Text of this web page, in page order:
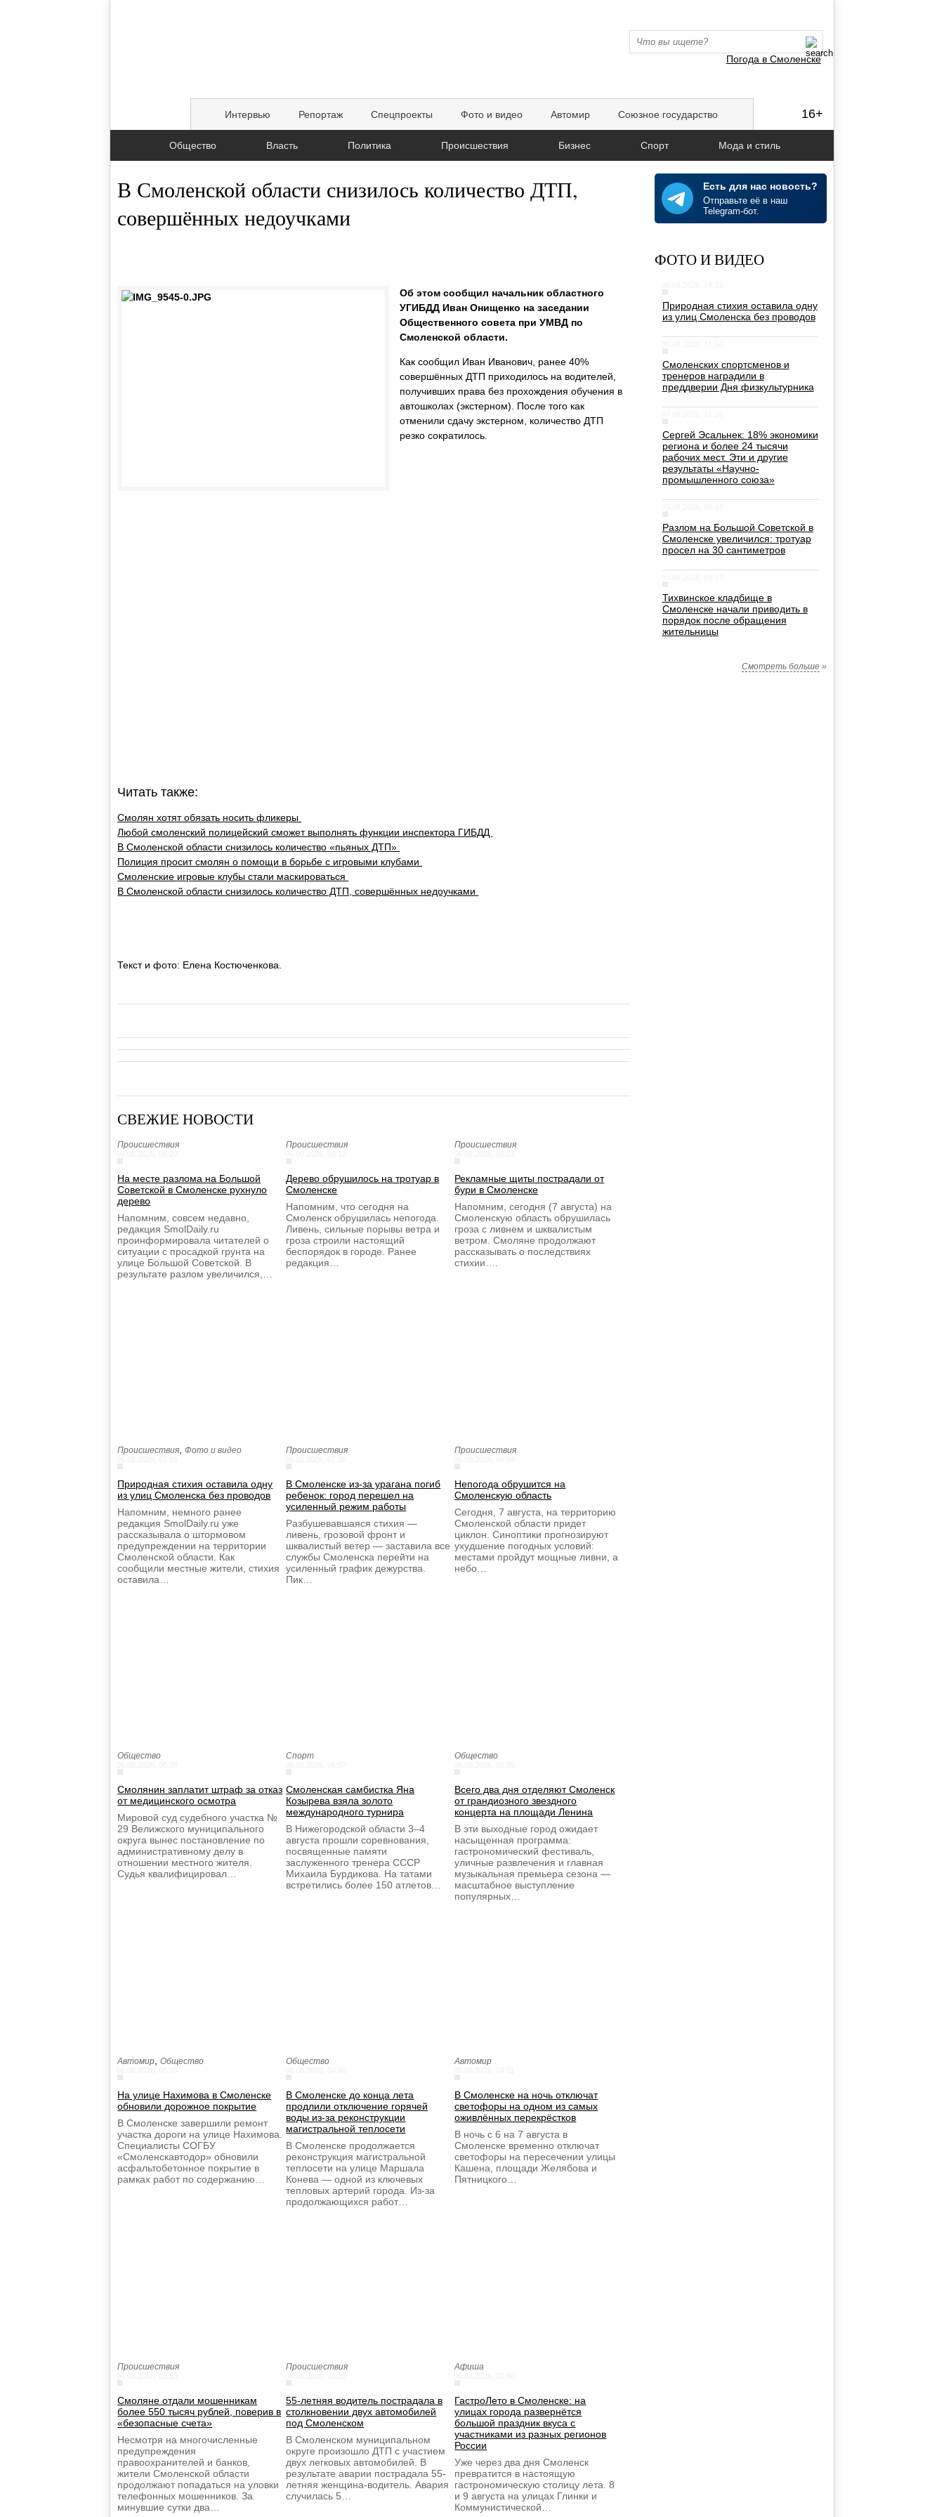
Погода в Смоленске
16+
Интервью Репортаж Спецпроекты Фото и видео Автомир Союзное государство
Общество Власть Политика Происшествия Бизнес Спорт Мода и стиль
В Смоленской области снизилось количество ДТП,
совершённых недоучками
Об этом сообщил начальник областного
УГИБДД Иван Онищенко на заседании
Общественного совета при УМВД по
Смоленской области.
Как сообщил Иван Иванович, ранее 40%
совершённых ДТП приходилось на водителей,
получивших права без прохождения обучения в
автошколах (экстерном). После того как
отменили сдачу экстерном, количество ДТП
резко сократилось.
Читать также:
Смолян хотят обязать носить фликеры
Любой смоленский полицейский сможет выполнять функции инспектора ГИБДД
В Смоленской области снизилось количество «пьяных ДТП»
Полиция просит смолян о помощи в борьбе с игровыми клубами
Смоленские игровые клубы стали маскироваться
В Смоленской области снизилось количество ДТП, совершённых недоучками
Текст и фото: Елена Костюченкова.
СВЕЖИЕ НОВОСТИ
Происшествия
На месте разлома на Большой
Советской в Смоленске рухнуло
дерево
Напомним, совсем недавно,
редакция SmolDaily.ru
проинформировала читателей о
ситуации с просадкой грунта на
улице Большой Советской. В
результате разлом увеличился,…
Происшествия
Дерево обрушилось на тротуар в
Смоленске
Напомним, что сегодня на
Смоленск обрушилась непогода.
Ливень, сильные порывы ветра и
гроза строили настоящий
беспорядок в городе. Ранее
редакция…
Происшествия
Рекламные щиты пострадали от
бури в Смоленске
Напомним, сегодня (7 августа) на
Смоленскую область обрушилась
гроза с ливнем и шквалистым
ветром. Смоляне продолжают
рассказывать о последствиях
стихии….
Происшествия ,Фото и видео
Природная стихия оставила одну
из улиц Смоленска без проводов
Напомним, немного ранее
редакция SmolDaily.ru уже
рассказывала о штормовом
предупреждении на территории
Смоленской области. Как
сообщили местные жители, стихия
оставила…
Происшествия
В Смоленске из-за урагана погиб
ребенок: город перешел на
усиленный режим работы
Разбушевавшаяся стихия —
ливень, грозовой фронт и
шквалистый ветер — заставила все
службы Смоленска перейти на
усиленный график дежурства.
Пик…
Происшествия
Непогода обрушится на
Смоленскую область
Сегодня, 7 августа, на территорию
Смоленской области придет
циклон. Синоптики прогнозируют
ухудшение погодных условий:
местами пройдут мощные ливни, а
небо…
Общество
Смолянин заплатит штраф за отказ
от медицинского осмотра
Мировой суд судебного участка №
29 Велижского муниципального
округа вынес постановление по
административному делу в
отношении местного жителя.
Судья квалифицировал…
Спорт
Смоленская самбистка Яна
Козырева взяла золото
международного турнира
В Нижегородской области 3–4
августа прошли соревнования,
посвященные памяти
заслуженного тренера СССР
Михаила Бурдикова. На татами
встретились более 150 атлетов…
Общество
Всего два дня отделяют Смоленск
от грандиозного звездного
концерта на площади Ленина
В эти выходные город ожидает
насыщенная программа:
гастрономический фестиваль,
уличные развлечения и главная
музыкальная премьера сезона —
масштабное выступление
популярных…
Автомир ,Общество
На улице Нахимова в Смоленске
обновили дорожное покрытие
В Смоленске завершили ремонт
участка дороги на улице Нахимова.
Специалисты СОГБУ
«Смоленскавтодор» обновили
асфальтобетонное покрытие в
рамках работ по содержанию…
Общество
В Смоленске до конца лета
продлили отключение горячей
воды из-за реконструкции
магистральной теплосети
В Смоленске продолжается
реконструкция магистральной
теплосети на улице Маршала
Конева — одной из ключевых
тепловых артерий города. Из-за
продолжающихся работ…
Автомир
В Смоленске на ночь отключат
светофоры на одном из самых
оживлённых перекрёстков
В ночь с 6 на 7 августа в
Смоленске временно отключат
светофоры на пересечении улицы
Кашена, площади Желябова и
Пятницкого…
Происшествия
Смоляне отдали мошенникам
более 550 тысяч рублей, поверив в
«безопасные счета»
Несмотря на многочисленные
предупреждения
правоохранителей и банков,
жители Смоленской области
продолжают попадаться на уловки
телефонных мошенников. За
минувшие сутки два…
Происшествия
55-летняя водитель пострадала в
столкновении двух автомобилей
под Смоленском
В Смоленском муниципальном
округе произошло ДТП с участием
двух легковых автомобилей. В
результате аварии пострадала 55-
летняя женщина-водитель. Авария
случилась 5…
Афиша
ГастроЛето в Смоленске: на
улицах города развернётся
большой праздник вкуса с
участниками из разных регионов
России
Уже через два дня Смоленск
превратится в настоящую
гастрономическую столицу лета. 8
и 9 августа на улицах Глинки и
Коммунистической…
Есть для нас новость?
Отправьте её в наш
Telegram-бот.
ФОТО И ВИДЕО
Природная стихия оставила одну
из улиц Смоленска без проводов
Смоленских спортсменов и
тренеров наградили в
преддверии Дня физкультурника
Сергей Эсальнек: 18% экономики
региона и более 24 тысячи
рабочих мест. Эти и другие
результаты «Научно-
промышленного союза»
Разлом на Большой Советской в
Смоленске увеличился: тротуар
просел на 30 сантиметров
Тихвинское кладбище в
Смоленске начали приводить в
порядок после обращения
жительницы
Смотреть больше»